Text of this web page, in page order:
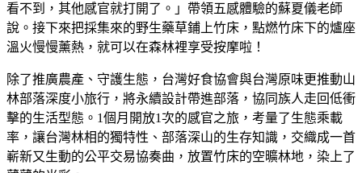
看不到，其他感官就打開了。」帶領五感體驗的蘇夏儀老師
說。接下來把採集來的野生藥草鋪上竹床，點燃竹床下的爐座
溫火慢慢薰熱，就可以在森林裡享受按摩啦！
除了推廣農產、守護生態，台灣好食協會與台灣原味更推動山
林部落深度小旅行，將永續設計帶進部落，協同族人走回低衝
擊的生活型態。1個月開放1次的感官之旅，考量了生態乘載
率，讓台灣林相的獨特性、部落深山的生存知識，交織成一首
嶄新又生動的公平交易協奏曲，放置竹床的空曠林地，染上了